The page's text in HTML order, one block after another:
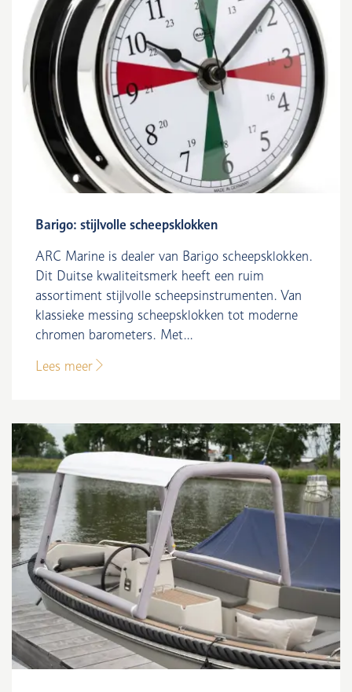
Barigo: stijlvolle scheepsklokken
ARC Marine is dealer van Barigo scheepsklokken.
Dit Duitse kwaliteitsmerk heeft een ruim
assortiment stijlvolle scheepsinstrumenten. Van
klassieke messing scheepsklokken tot moderne
chromen barometers. Met...
Lees meer